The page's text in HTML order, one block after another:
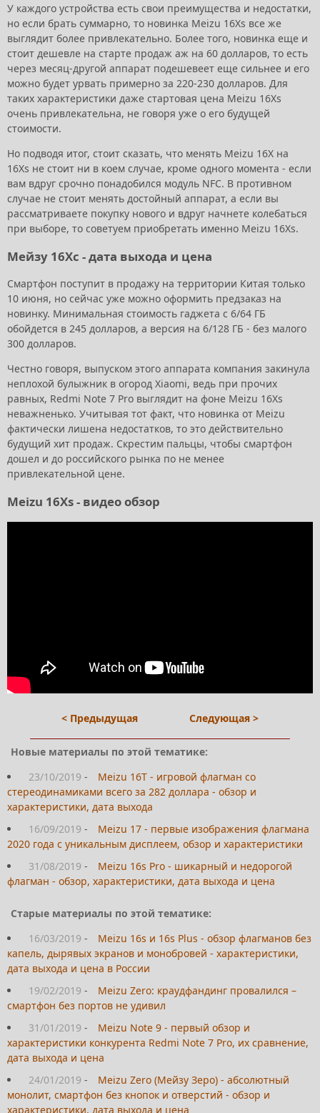
У каждого устройства есть свои преимущества и недостатки,
но если брать суммарно, то новинка Meizu 16Xs все же
выглядит более привлекательно. Более того, новинка еще и
стоит дешевле на старте продаж аж на 60 долларов, то есть
через месяц-другой аппарат подешевеет еще сильнее и его
можно будет урвать примерно за 220-230 долларов. Для
таких характеристики даже стартовая цена Meizu 16Xs
очень привлекательна, не говоря уже о его будущей
стоимости.
Но подводя итог, стоит сказать, что менять Meizu 16X на
16Xs не стоит ни в коем случае, кроме одного момента - если
вам вдруг срочно понадобился модуль NFC. В противном
случае не стоит менять достойный аппарат, а если вы
рассматриваете покупку нового и вдруг начнете колебаться
при выборе, то советуем приобретать именно Meizu 16Xs.
Мейзу 16Хс - дата выхода и цена
Смартфон поступит в продажу на территории Китая только
10 июня, но сейчас уже можно оформить предзаказ на
новинку. Минимальная стоимость гаджета с 6/64 ГБ
обойдется в 245 долларов, а версия на 6/128 ГБ - без малого
300 долларов.
Честно говоря, выпуском этого аппарата компания закинула
неплохой булыжник в огород Xiaomi, ведь при прочих
равных, Redmi Note 7 Pro выглядит на фоне Meizu 16Xs
неважненько. Учитывая тот факт, что новинка от Meizu
фактически лишена недостатков, то это действительно
будущий хит продаж. Скрестим пальцы, чтобы смартфон
дошел и до российского рынка по не менее
привлекательной цене.
Meizu 16Xs - видео обзор
< Предыдущая Следующая >
Новые материалы по этой тематике:
23/10/2019 -
Meizu 16T - игровой флагман со
стереодинамиками всего за 282 доллара - обзор и
характеристики, дата выхода
16/09/2019 -
Meizu 17 - первые изображения флагмана
2020 года с уникальным дисплеем, обзор и характеристики
31/08/2019 -
Meizu 16s Pro - шикарный и недорогой
флагман - обзор, характеристики, дата выхода и цена
Старые материалы по этой тематике:
16/03/2019 -
Meizu 16s и 16s Plus - обзор флагманов без
капель, дырявых экранов и монобровей - характеристики,
дата выхода и цена в России
19/02/2019 -
Meizu Zero: краудфандинг провалился –
смартфон без портов не удивил
31/01/2019 -
Meizu Note 9 - первый обзор и
характеристики конкурента Redmi Note 7 Pro, их сравнение,
дата выхода и цена
24/01/2019 -
Meizu Zero (Мейзу Зеро) - абсолютный
монолит, смартфон без кнопок и отверстий - обзор и
характеристики, дата выхода и цена